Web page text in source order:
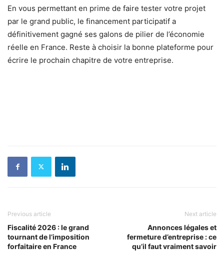
En vous permettant en prime de faire tester votre projet
par le grand public, le financement participatif a
définitivement gagné ses galons de pilier de l’économie
réelle en France. Reste à choisir la bonne plateforme pour
écrire le prochain chapitre de votre entreprise.
Previous article
Fiscalité 2026 : le grand
tournant de l’imposition
forfaitaire en France
Next article
Annonces légales et
fermeture d’entreprise : ce
qu’il faut vraiment savoir